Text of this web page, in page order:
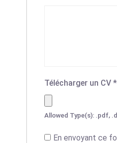
Télécharger un CV *
Allowed Type(s): .pdf,
En envoyant ce